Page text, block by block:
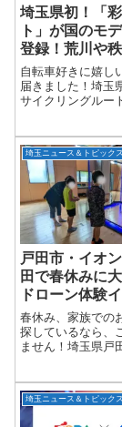
埼玉県初！「
ト」が国のモ
登録！荒川や
自転車で満喫し
自転車好きに嬉し
届きました！埼玉
サイクリングルー
ズム推進モデルル
で初めて登録され
により、県内の自
らに盛り上がるこ
埼玉ニュース＆トピックス
戸田市・イオ
田で春休みに
ドローン体験
月29・30日に
春休み、家族での
探しているなら、
ません！埼玉県戸
29日（土）・30
間、子どもから大
の「トイドローン
ト」が開催さ...
埼玉ニュース＆トピックス